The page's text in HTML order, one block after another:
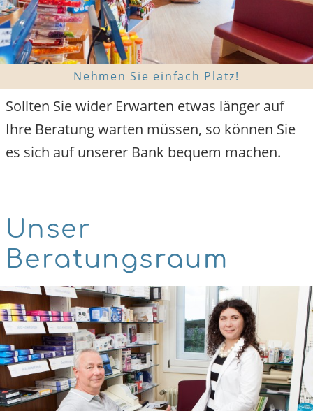
Nehmen Sie einfach Platz!
Sollten Sie wider Erwarten etwas länger auf
Ihre Beratung warten müssen, so können Sie
es sich auf unserer Bank bequem machen.
Unser
Beratungsraum